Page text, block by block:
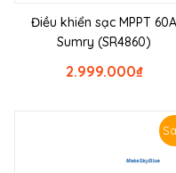
Điều khiển sạc MPPT 60A
Sumry (SR4860)
₫
2.999.000